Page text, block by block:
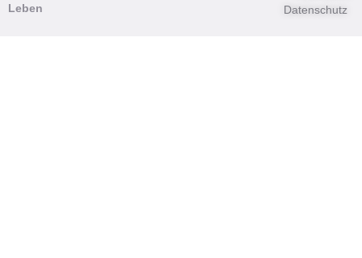
Leben
Datenschutz